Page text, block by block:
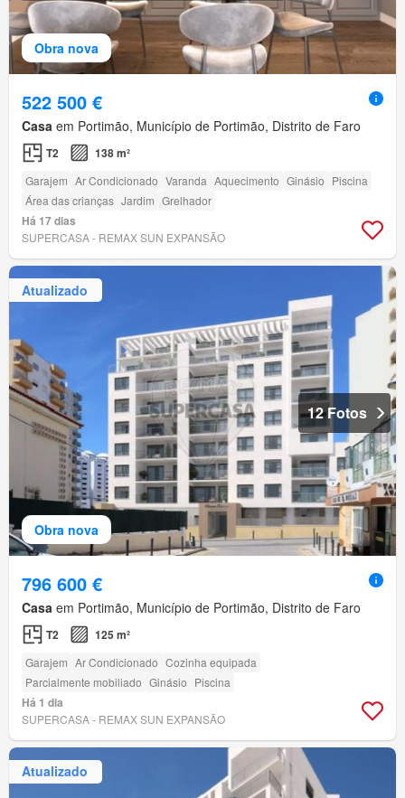
Obra nova
522 500 €
Casa em Portimão, Município de Portimão, Distrito de Faro
T2 138 m²
Garajem Ar Condicionado Varanda Aquecimento Ginásio Piscina
Área das crianças Jardim Grelhador
Há 17 dias
SUPERCASA - REMAX SUN EXPANSÃO
Obra nova
Atualizado
12 Fotos
796 600 €
Casa em Portimão, Município de Portimão, Distrito de Faro
T2 125 m²
Garajem Ar Condicionado Cozinha equipada
Parcialmente mobiliado Ginásio Piscina
Há 1 dia
SUPERCASA - REMAX SUN EXPANSÃO
Atualizado